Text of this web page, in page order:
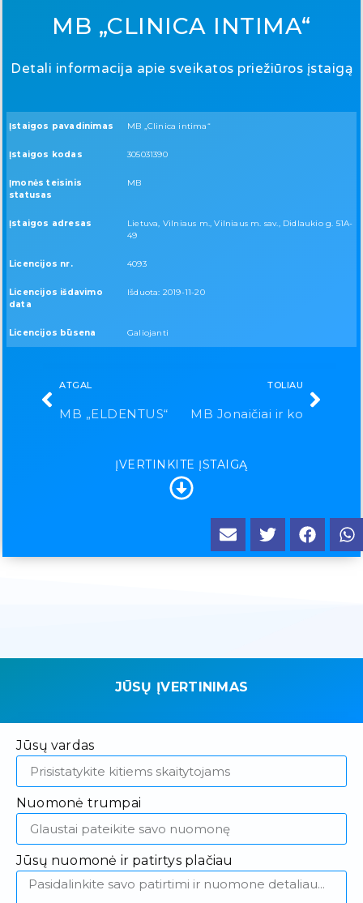
MB „CLINICA INTIMA“
Detali informacija apie sveikatos priežiūros įstaigą
Įstaigos pavadinimas MB „Clinica intima“
Įstaigos kodas 305031390
Įmonės teisinis
statusas
MB
Įstaigos adresas
Lietuva, Vilniaus m., Vilniaus m. sav., Didlaukio g. 51A-
49
Licencijos nr. 4093
Licencijos išdavimo
data
Išduota: 2019-11-20
Licencijos būsena Galiojanti
ATGAL
MB „ELDENTUS“
TOLIAU
MB Jonaičiai ir ko
ĮVERTINKITE ĮSTAIGĄ
JŪSŲ ĮVERTINIMAS
Jūsų vardas
Nuomonė trumpai
Jūsų nuomonė ir patirtys plačiau